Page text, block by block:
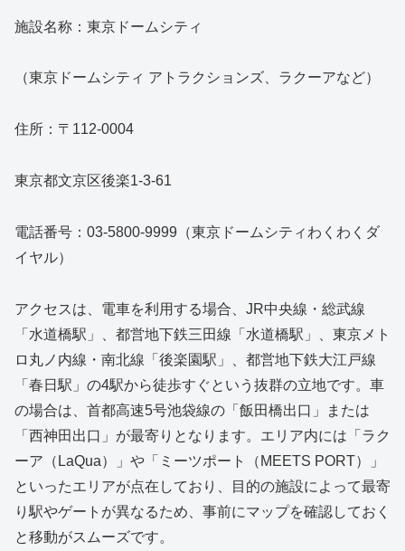
施設名称：東京ドームシティ
（東京ドームシティ アトラクションズ、ラクーアなど）
住所：〒112-0004
東京都文京区後楽1-3-61
電話番号：03-5800-9999（東京ドームシティわくわくダ
イヤル）
アクセスは、電車を利用する場合、JR中央線・総武線
「水道橋駅」、都営地下鉄三田線「水道橋駅」、東京メト
ロ丸ノ内線・南北線「後楽園駅」、都営地下鉄大江戸線
「春日駅」の4駅から徒歩すぐという抜群の立地です。車
の場合は、首都高速5号池袋線の「飯田橋出口」または
「西神田出口」が最寄りとなります。エリア内には「ラク
ーア（LaQua）」や「ミーツポート（MEETS PORT）」
といったエリアが点在しており、目的の施設によって最寄
り駅やゲートが異なるため、事前にマップを確認しておく
と移動がスムーズです。